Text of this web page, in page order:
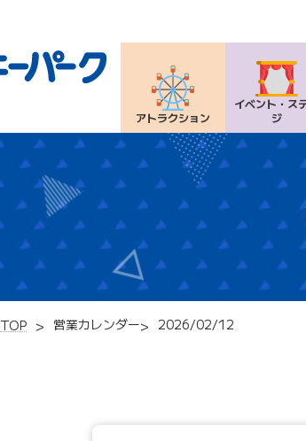
アトラクション
イベント・ ス
ジ
TOP 営業カレンダー 2026/02/12